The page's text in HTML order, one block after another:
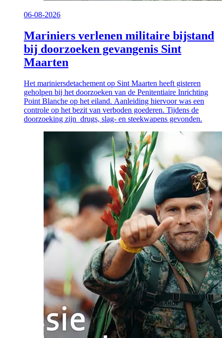
06-08-2026
Mariniers verlenen militaire bijstand
bij doorzoeken gevangenis Sint
Maarten
Het mariniersdetachement op Sint Maarten heeft gisteren
geholpen bij het doorzoeken van de Penitentiaire Inrichting
Point Blanche op het eiland. Aanleiding hiervoor was een
controle op het bezit van verboden goederen. Tijdens de
doorzoeking zijn drugs, slag- en steekwapens gevonden.